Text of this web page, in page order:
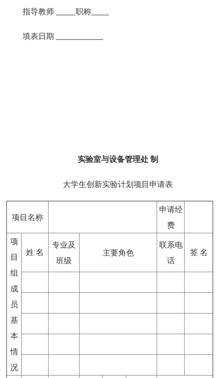
指导教师 职称
填表日期
实验室与设备管理处 制
大学生创新实验计划项目申请表
项目名称
申请经
费
项
目
组
成
员
基
本
情
况
姓 名
专业及
班级
主要角色
联系电
话
签 名